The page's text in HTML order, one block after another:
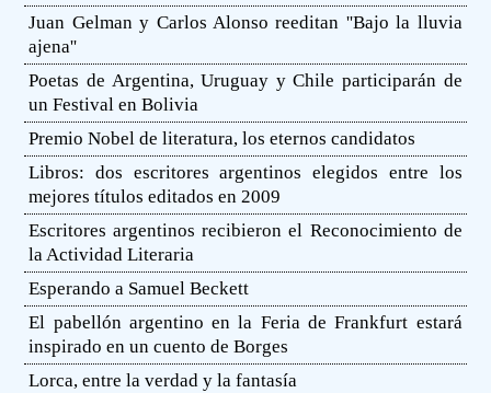
Juan Gelman y Carlos Alonso reeditan ''Bajo la lluvia
ajena''
Poetas de Argentina, Uruguay y Chile participarán de
un Festival en Bolivia
Premio Nobel de literatura, los eternos candidatos
Libros: dos escritores argentinos elegidos entre los
mejores títulos editados en 2009
Escritores argentinos recibieron el Reconocimiento de
la Actividad Literaria
Esperando a Samuel Beckett
El pabellón argentino en la Feria de Frankfurt estará
inspirado en un cuento de Borges
Lorca, entre la verdad y la fantasía